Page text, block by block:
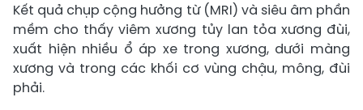
Kết quả chụp cộng hưởng từ (MRI) và siêu âm phần
mềm cho thấy viêm xương tủy lan tỏa xương đùi,
xuất hiện nhiều ổ áp xe trong xương, dưới màng
xương và trong các khối cơ vùng chậu, mông, đùi
phải.